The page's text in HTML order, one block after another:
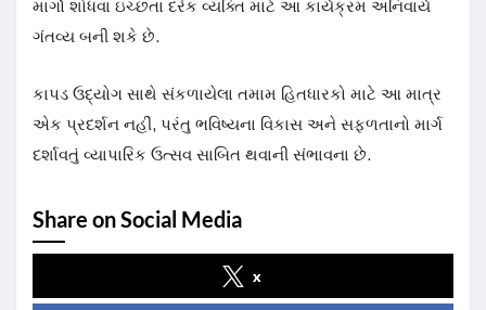
માર્ગો શોધવા ઇચ્છતા દરેક વ્યક્તિ માટે આ કાર્યક્રમ અનિવાર્ય
ગંતવ્ય બની શકે છે.
કાપડ ઉદ્યોગ સાથે સંકળાયેલા તમામ હિતધારકો માટે આ માત્ર
એક પ્રદર્શન નહીં, પરંતુ ભવિષ્યના વિકાસ અને સફળતાનો માર્ગ
દર્શાવતું વ્યાપારિક ઉત્સવ સાબિત થવાની સંભાવના છે.
Share on Social Media
x